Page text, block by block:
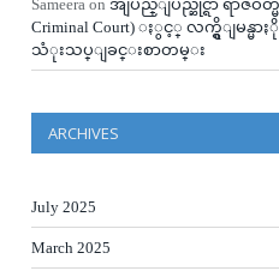
Sameera on အျပည္ျပည္ဆိုင္ရာ ရာဇဝတ္
Criminal Court) ႏွင့္ လက္ရွိျမန္
သံုးသပ္ျခင္းစာတမ္း
ARCHIVES
July 2025
March 2025